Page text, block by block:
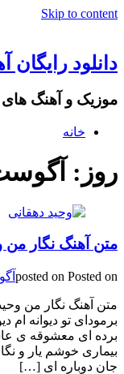
Skip to content
دانلود رایگان
موزیک و آهنگ های
خانه
روز: آگوست 6,
متن آهنگ نگار من
posted on Posted on
متن آهنگ نگار من
برمودای تو دیوانه
برده ای معشوقه ی
بیماری خوشم یار و
جان دوباره ای […]